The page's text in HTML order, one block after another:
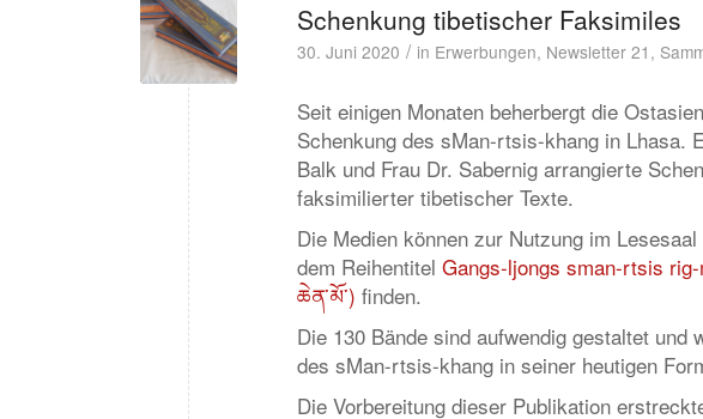
Schenkung tibetischer Faksimiles
30. Juni 2020 / in Erwerbungen, Newsletter 21 ,
Seit einigen Monaten beherbergt die
Schenkung des sMan-rtsis-khang in Lhasa.
Balk und Frau Dr. Sabernig arrangierte
faksimilierter tibetischer Texte.
Die Medien können zur Nutzung im
dem Reihentitel Gangs-ljongs sman-rtsis rig-
ཆེན་མོ་) finden.
Die 130 Bände sind aufwendig gestaltet
des sMan-rtsis-khang in seiner heutigen
Die Vorbereitung dieser Publikation